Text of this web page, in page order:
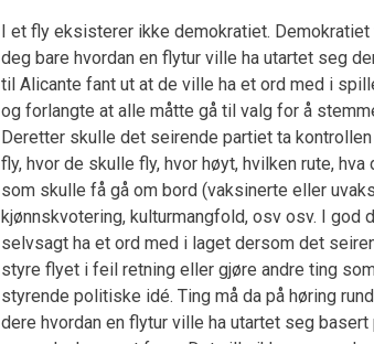
I et fly eksisterer ikke demokratiet.
deg bare hvordan en flytur ville ha utartet seg
til Alicante fant ut at de ville ha et ord med i
og forlangte at alle måtte gå til valg for å
Deretter skulle det seirende partiet ta
fly, hvor de skulle fly, hvor høyt, hvilken rute,
som skulle få gå om bord (vaksinerte eller
kjønnskvotering, kulturmangfold, osv osv. I god
selvsagt ha et ord med i laget dersom det
styre flyet i feil retning eller gjøre andre ting
styrende politiske idé. Ting må da på høring
dere hvordan en flytur ville ha utartet seg